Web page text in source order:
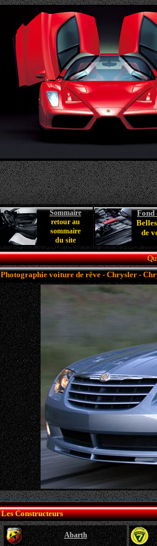
Sommaire
retour au
sommaire
du site
Fond
de
Photographie voiture de rêve - Chrysler -
Les Constructeurs
Abarth